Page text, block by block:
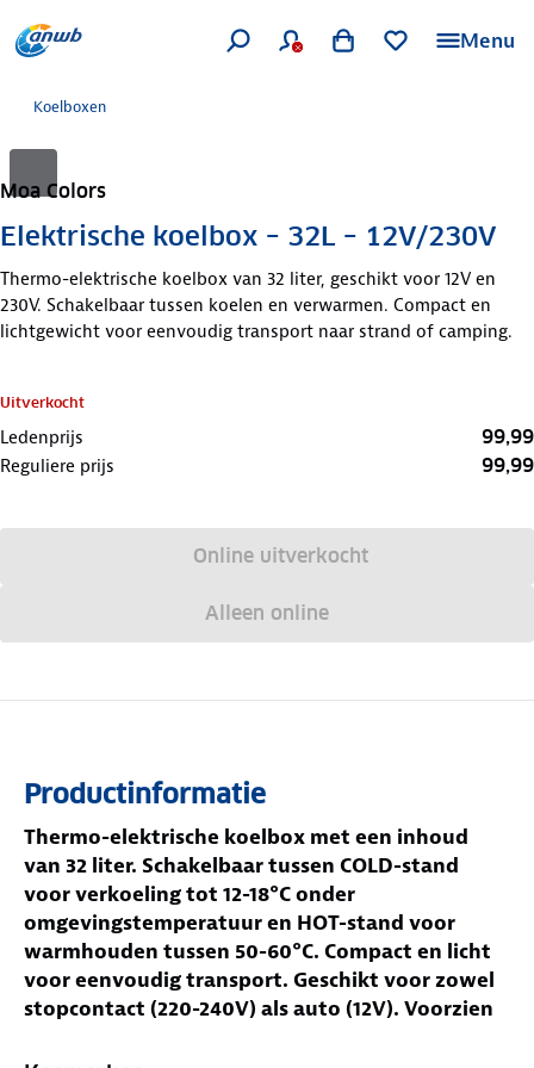
Menu
Koelboxen
Moa Colors
Elektrische koelbox – 32L – 12V/230V
Thermo-elektrische koelbox van 32 liter, geschikt voor 12V en
230V. Schakelbaar tussen koelen en verwarmen. Compact en
lichtgewicht voor eenvoudig transport naar strand of camping.
Uitverkocht
Ledenprijs 99,99
Reguliere prijs 99,99
Online uitverkocht
Alleen online
Productinformatie
Thermo-elektrische koelbox met een inhoud
van 32 liter. Schakelbaar tussen COLD-stand
voor verkoeling tot 12-18°C onder
omgevingstemperatuur en HOT-stand voor
warmhouden tussen 50-60°C. Compact en licht
voor eenvoudig transport. Geschikt voor zowel
stopcontact (220-240V) als auto (12V). Voorzien